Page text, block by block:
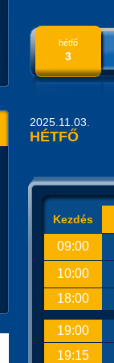
hétfő
3
2025.11.03.
HÉTFŐ
Kezdés
09:00
10:00
18:00
19:00
19:15